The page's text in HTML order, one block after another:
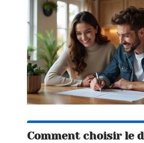
Comment choisir le